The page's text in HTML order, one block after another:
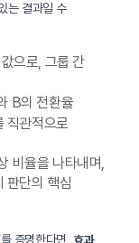
는 결과일 수
으로, 그룹 간
B의 전환율
직관적으로
비율을 나타내며,
판단의 핵심
증명한다면,